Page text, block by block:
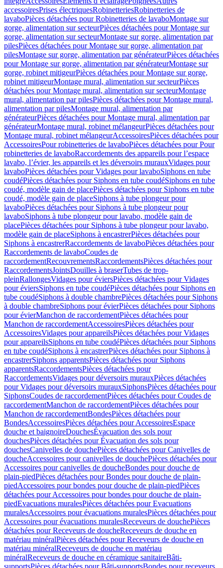
accessoiresPrises électriquesRobinetteriesRobinetteries de
lavaboPièces détachées pour Robinetteries de lavaboMontage sur
gorge, alimentation sur secteurPièces détachées pour Montage sur
gorge, alimentation sur secteurMontage sur gorge, alimentation par
pilesPièces détachées pour Montage sur gorge, alimentation par
pilesMontage sur gorge, alimentation par générateurPièces détachées
pour Montage sur gorge, alimentation par générateurMontage sur
gorge, robinet mitigeurPièces détachées pour Montage sur gorge,
robinet mitigeurMontage mural, alimentation sur secteurPièces
détachées pour Montage mural, alimentation sur secteurMontage
mural, alimentation par pilesPièces détachées pour Montage mural,
alimentation par pilesMontage mural, alimentation par
générateurPièces détachées pour Montage mural, alimentation par
générateurMontage mural, robinet mélangeurPièces détachées pour
Montage mural, robinet mélangeurAccessoiresPièces détachées pour
AccessoiresPour robinetteries de lavaboPièces détachées pour Pour
robinetteries de lavaboRaccordements des appareils pour l’espace
lavabo, l’évier, les appareils et les déversoirs murauxVidages pour
lavaboPièces détachées pour Vidages pour lavaboSiphons en tube
coudéPièces détachées pour Siphons en tube coudéSiphons en tube
coudé, modèle gain de placePièces détachées pour Siphons en tube
coudé, modèle gain de placeSiphons à tube plongeur pour
lavaboPièces détachées pour Siphons à tube plongeur pour
lavaboSiphons à tube plongeur pour lavabo, modèle gain de
placePièces détachées pour Siphons à tube plongeur pour lavabo,
modèle gain de placeSiphons à encastrerPièces détachées pour
Siphons à encastrerRaccordements de lavaboPièces détachées pour
Raccordements de lavaboCoudes de
raccordementRecouvrementsRaccordementsPièces détachées pour
RaccordementsJointsDouilles à braserTubes de trop-
pleinRallongesVidages pour éviersPièces détachées pour Vidages
pour éviersSiphons en tube coudéPièces détachées pour Siphons en
tube coudéSiphons à double chambrePièces détachées pour Siphons
à double chambreSiphons pour évierPièces détachées pour Siphons
pour évierManchon de raccordementPièces détachées pour
Manchon de raccordementAccessoiresPièces détachées pour
AccessoiresVidages pour appareilsPièces détachées pour Vidages
pour appareilsSiphons en tube coudéPièces détachées pour Siphons
en tube coudéSiphons à encastrerPièces détachées pour Siphons à
encastrerSiphons apparentsPièces détachées pour Siphons
apparentsRaccordementsPièces détachées pour
RaccordementsVidages pour déversoirs murauxPièces détachées
pour Vidages pour déversoirs murauxSiphonsPièces détachées pour
SiphonsCoudes de raccordementPièces détachées pour Coudes de
raccordementManchon de raccordementPièces détachées pour
Manchon de raccordementBondesPièces détachées pour
BondesAccessoiresPièces détachées pour AccessoiresEspace
douche et baignoireDouchesÉvacuation des sols pour
douchesPièces détachées pour Évacuation des sols pour
douchesCanivelles de douchePièces détachées pour Canivelles de
doucheAccessoires pour canivelles de douchePièces détachées pour
Accessoires pour canivelles de doucheBondes pour douche de
plain-piedPièces détachées pour Bondes pour douche de plain-
piedAccessoires pour bondes pour douche de plain-piedPièces
détachées pour Accessoires pour bondes pour douche de plain-
piedEvacuations muralesPièces détachées pour Evacuations
muralesAccessoires pour évacuations muralesPièces détachées pour
Accessoires pour évacuations muralesReceveurs de douchePièces
détachées pour Receveurs de doucheReceveurs de douche en
matériau minéralPièces détachées pour Receveurs de douche en
matériau minéralReceveurs de douche en matériau
minéralReceveurs de douche en céramique sanitaireBâti-
supportsPièces détachées pour Bâti-supportsBondes pour receveurs